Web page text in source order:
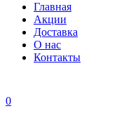
Главная
Акции
Доставка
О нас
Контакты
0